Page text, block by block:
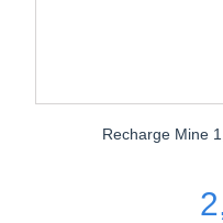
Recharge Mine